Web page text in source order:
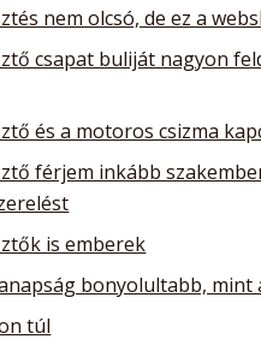
nem olcsó, de ez a
csapat buliját nagyon
és a motoros csizma
férjem inkább
is emberek
bonyolultabb, mint
túl